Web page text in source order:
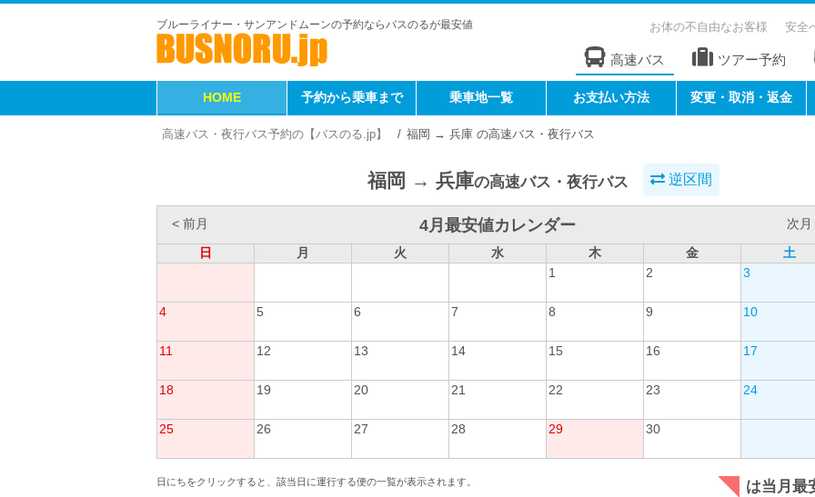
ブルーライナー・サンアンドムーンの予約ならバスのるが最安値 お体の不自由なお客様 安全
高速バス ツアー予約
HOME 予約から乗車まで 乗車地一覧 お支払い方法 変更・取消・返金
高速バス・夜行バス予約の【バスのる.jp】 福岡 → 兵庫 の高速バス・夜行バス
福岡 → 兵庫の高速バス・夜行バス 逆区間
< 前月 4月最安値カレンダー
次月
日
月 火 水 木 金
土
1
2 3
4 5 6 7 8 9 10
11 12 13 14 15 16 17
18 19 20 21 22 23 24
25 26 27 28 29 30
日にちをクリックすると、該当日に運行する便の一覧が表示されます。 は当月最